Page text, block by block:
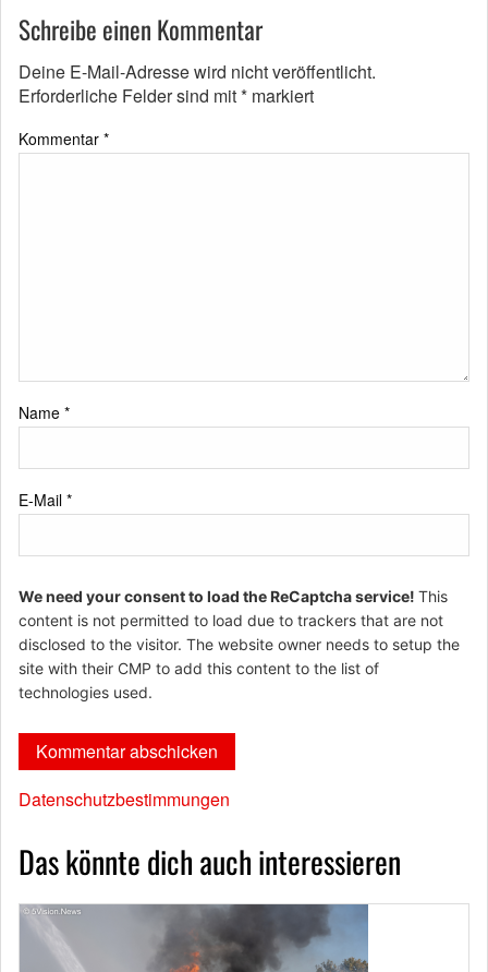
Schreibe einen Kommentar
Deine E-Mail-Adresse wird nicht veröffentlicht.
Erforderliche Felder sind mit* markiert
Kommentar *
Name *
E-Mail *
We need your consent to load the ReCaptcha service! This
content is not permitted to load due to trackers that are not
disclosed to the visitor. The website owner needs to setup the
site with their CMP to add this content to the list of
technologies used.
Datenschutzbestimmungen
Das könnte dich auch interessieren